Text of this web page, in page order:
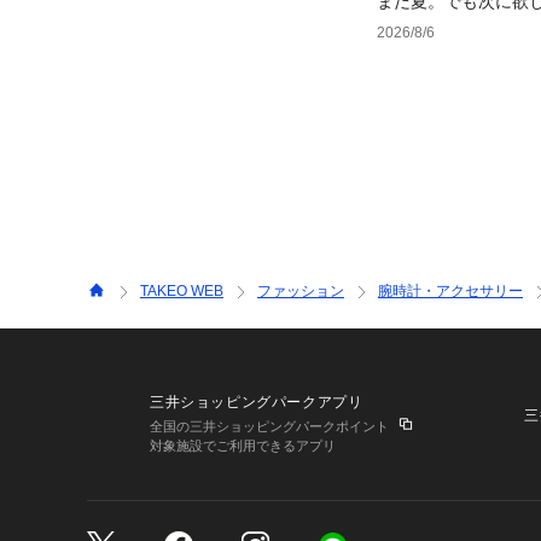
2026/8/6
TAKEO WEB ファッション 腕時計・アクセサリー
三井ショッピングパークアプリ
全国の三井ショッピングパークポイント
対象施設でご利用できるアプリ